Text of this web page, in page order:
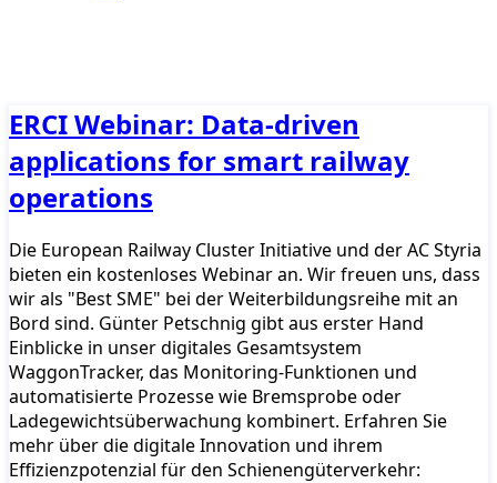
ERCI Webinar: Data-driven
applications for smart railway
operations
Die European Railway Cluster Initiative und der AC Styria
bieten ein kostenloses Webinar an. Wir freuen uns, dass
wir als "Best SME" bei der Weiterbildungsreihe mit an
Bord sind. Günter Petschnig gibt aus erster Hand
Einblicke in unser digitales Gesamtsystem
WaggonTracker, das Monitoring-Funktionen und
automatisierte Prozesse wie Bremsprobe oder
Ladegewichtsüberwachung kombinert. Erfahren Sie
mehr über die digitale Innovation und ihrem
Effizienzpotenzial für den Schienengüterverkehr: